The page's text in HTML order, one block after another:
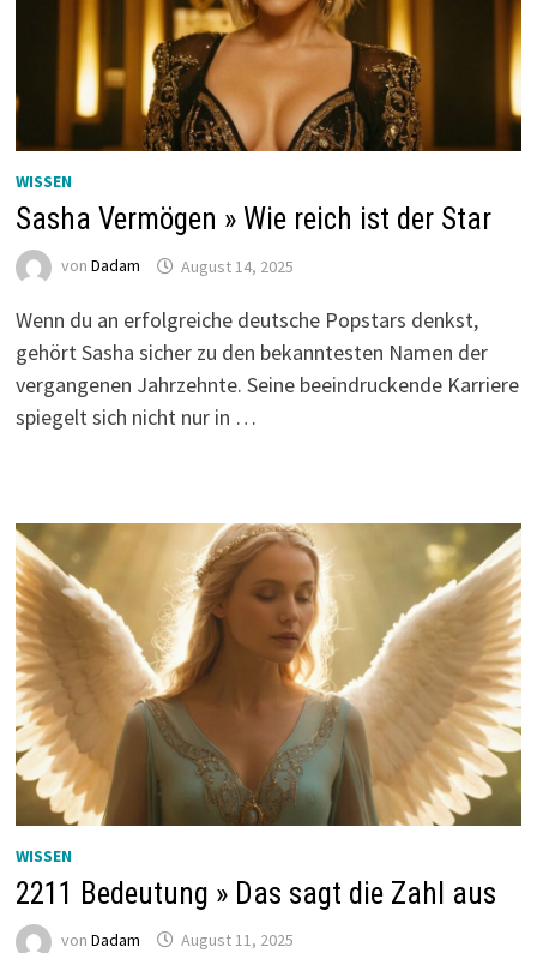
WISSEN
Sasha Vermögen » Wie reich ist der Star
von Dadam August 14, 2025
Wenn du an erfolgreiche deutsche Popstars denkst,
gehört Sasha sicher zu den bekanntesten Namen der
vergangenen Jahrzehnte. Seine beeindruckende Karriere
spiegelt sich nicht nur in …
WISSEN
2211 Bedeutung » Das sagt die Zahl aus
von Dadam August 11, 2025